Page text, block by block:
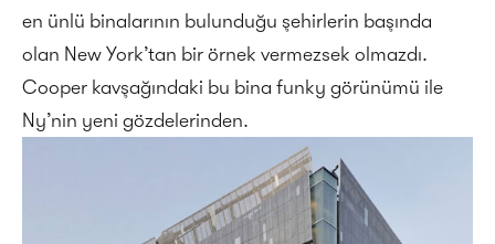
en ünlü binalarının bulunduğu şehirlerin başında
olan New York’tan bir örnek vermezsek olmazdı.
Cooper kavşağındaki bu bina funky görünümü ile
Ny’nin yeni gözdelerinden.